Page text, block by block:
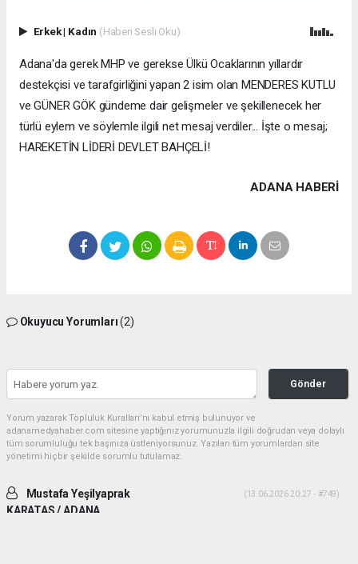
Erkek| Kadın (Haberi Sesli Oku)
Adana'da gerek MHP ve gerekse Ülkü Ocaklarının yıllardır
destekçisi ve tarafgirliğini yapan 2 isim olan MENDERES KUTLU
ve GÜNER GÖK gündeme dair gelişmeler ve şekillenecek her
türlü eylem ve söylemle ilgili net mesaj verdiler... İşte o mesaj;
HAREKETİN LİDERİ DEVLET BAHÇELİ!
ADANA HABERİ
Okuyucu Yorumları(2)
Gönder
Yorum yazarak Topluluk Kuralları’nı kabul etmiş bulunuyor ve
adanamedyahaber.com sitesine yaptığınız yorumunuzla ilgili doğrudan veya dolaylı
tüm sorumluluğu tek başınıza üstleniyorsunuz. Yazılan tüm yorumlardan site
yönetimi hiçbir şekilde sorumlu tutulamaz.
Mustafa Yeşilyaprak
KARATAS / ADANA
(13.06.2026 20:27 - #749)